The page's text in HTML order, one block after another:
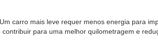
carro mais leve requer menos energia para
para uma melhor quilometragem e